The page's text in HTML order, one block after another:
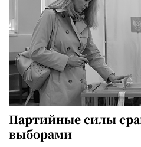
Партийные силы
выборами